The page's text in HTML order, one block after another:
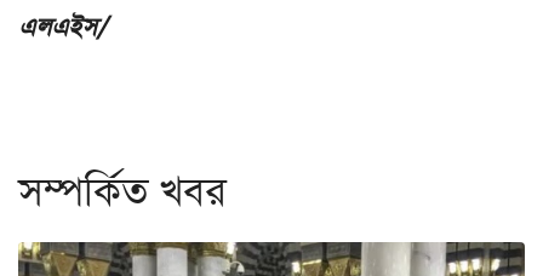
এলএইস/
সম্পর্কিত খবর